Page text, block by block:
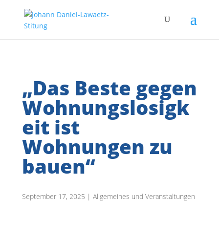
„Das Beste gegen
Wohnungslosigk
eit ist
Wohnungen zu
bauen“
September 17, 2025 | Allgemeines und Veranstaltungen